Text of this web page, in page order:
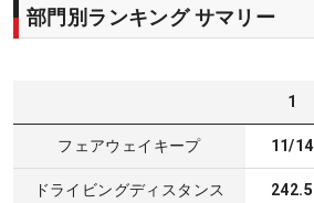
部門別ランキング サマリー
1
フェアウェイキープ 11/14
ドライビングディスタンス 242.5